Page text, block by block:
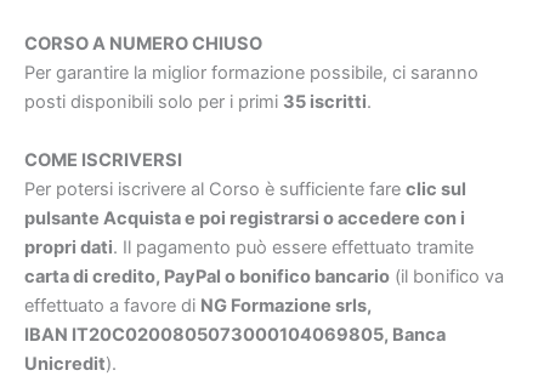
CORSO A NUMERO CHIUSO
Per garantire la miglior formazione possibile, ci saranno
posti disponibili solo per i primi 35 iscritti.
COME ISCRIVERSI
Per potersi iscrivere al Corso è sufficiente fare clic sul
pulsante Acquista e poi registrarsi o accedere con i
propri dati. Il pagamento può essere effettuato tramite
carta di credito, PayPal o bonifico bancario (il bonifico va
effettuato a favore di NG Formazione srls,
IBAN IT20C0200805073000104069805, Banca
Unicredit).